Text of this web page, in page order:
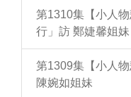
第1310集【小人
行」訪 鄭婕馨姐妹
第1309集【小人
陳婉如姐妹